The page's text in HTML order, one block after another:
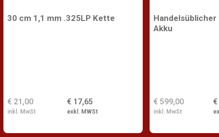
30 cm 1,1 mm .325LP Kette
€ 17,65
exkl. MWSt
€ 21,00
inkl. MwSt
Handelsüblicher
Akku
€
€ 599,00
inkl. MwSt